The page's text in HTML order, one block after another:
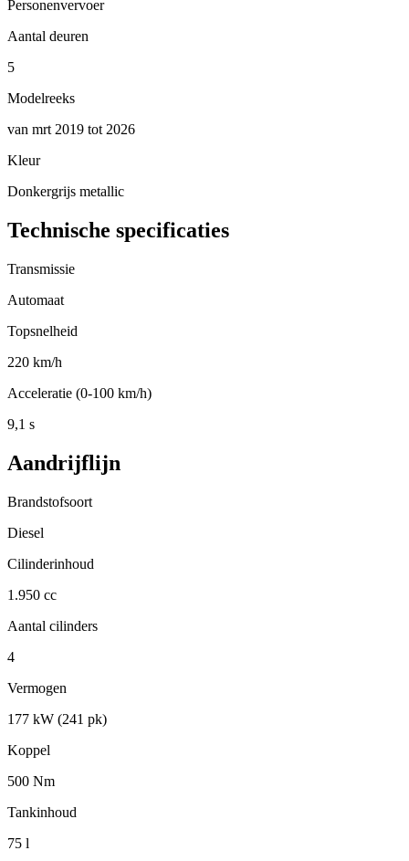
Personenvervoer
Aantal deuren
5
Modelreeks
van mrt 2019 tot 2026
Kleur
Donkergrijs metallic
Technische specificaties
Transmissie
Automaat
Topsnelheid
220 km/h
Acceleratie (0-100 km/h)
9,1 s
Aandrijflijn
Brandstofsoort
Diesel
Cilinderinhoud
1.950 cc
Aantal cilinders
4
Vermogen
177 kW (241 pk)
Koppel
500 Nm
Tankinhoud
75 l